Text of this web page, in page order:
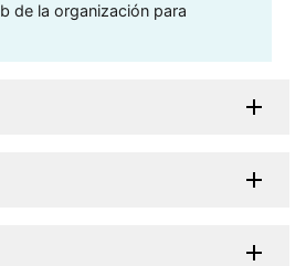
de la organización para